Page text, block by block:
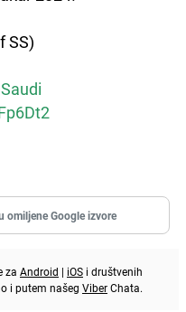
SS)
omiljene Google izvore
za Android | iOS i društvenih
i putem našeg ViberChata.